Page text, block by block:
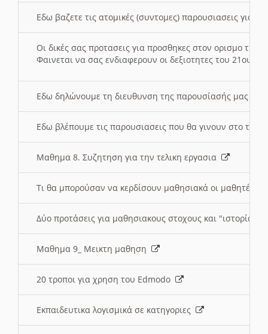
Εδω βαζετε τις ατομικές (συντομες) παρουσιασεις για
Οι δικές σας προτασεις για προσθηκες στον ορισμο
Φαινεται να σας ενδιαφερουν οι δεξιοτητες του 21ου
Εδω δηλώνουμε τη διευθυνση της παρουσίασής μας
Εδω βλέπουμε τις παρουσιασεις που θα γινουν στο
Μαθημα 8. Συζητηση για την τελικη εργασια
Τι θα μπορούσαν να κερδίσουν μαθησιακά οι μαθητές/
Δύο προτάσεις για μαθησιακους στοχους και "ιστορία"
Μαθημα 9_ Μεικτη μαθηση
20 τροποι για χρηση του Edmodo
Εκπαιδευτικα λογισμικά σε κατηγοριες